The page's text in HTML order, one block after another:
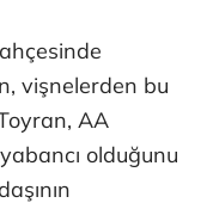
vişnelerden bu
AA
olduğunu